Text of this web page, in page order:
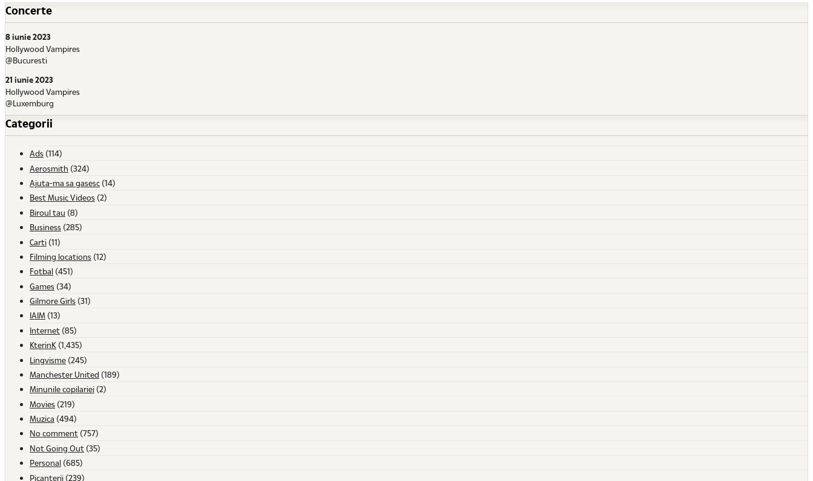
Concerte
8 iunie 2023
Hollywood Vampires
@Bucuresti
21 iunie 2023
Hollywood Vampires
@Luxemburg
Categorii
Ads (114)
Aerosmith (324)
Ajuta-ma sa gasesc (14)
Best Music Videos (2)
Biroul tau (8)
Business (285)
Carti (11)
Filming locations (12)
Fotbal (451)
Games (34)
Gilmore Girls (31)
IAIM (13)
Internet (85)
KterinK (1,435)
Lingvisme (245)
Manchester United (189)
Minunile copilariei (2)
Movies (219)
Muzica (494)
No comment (757)
Not Going Out (35)
Personal (685)
Picanterii (239)